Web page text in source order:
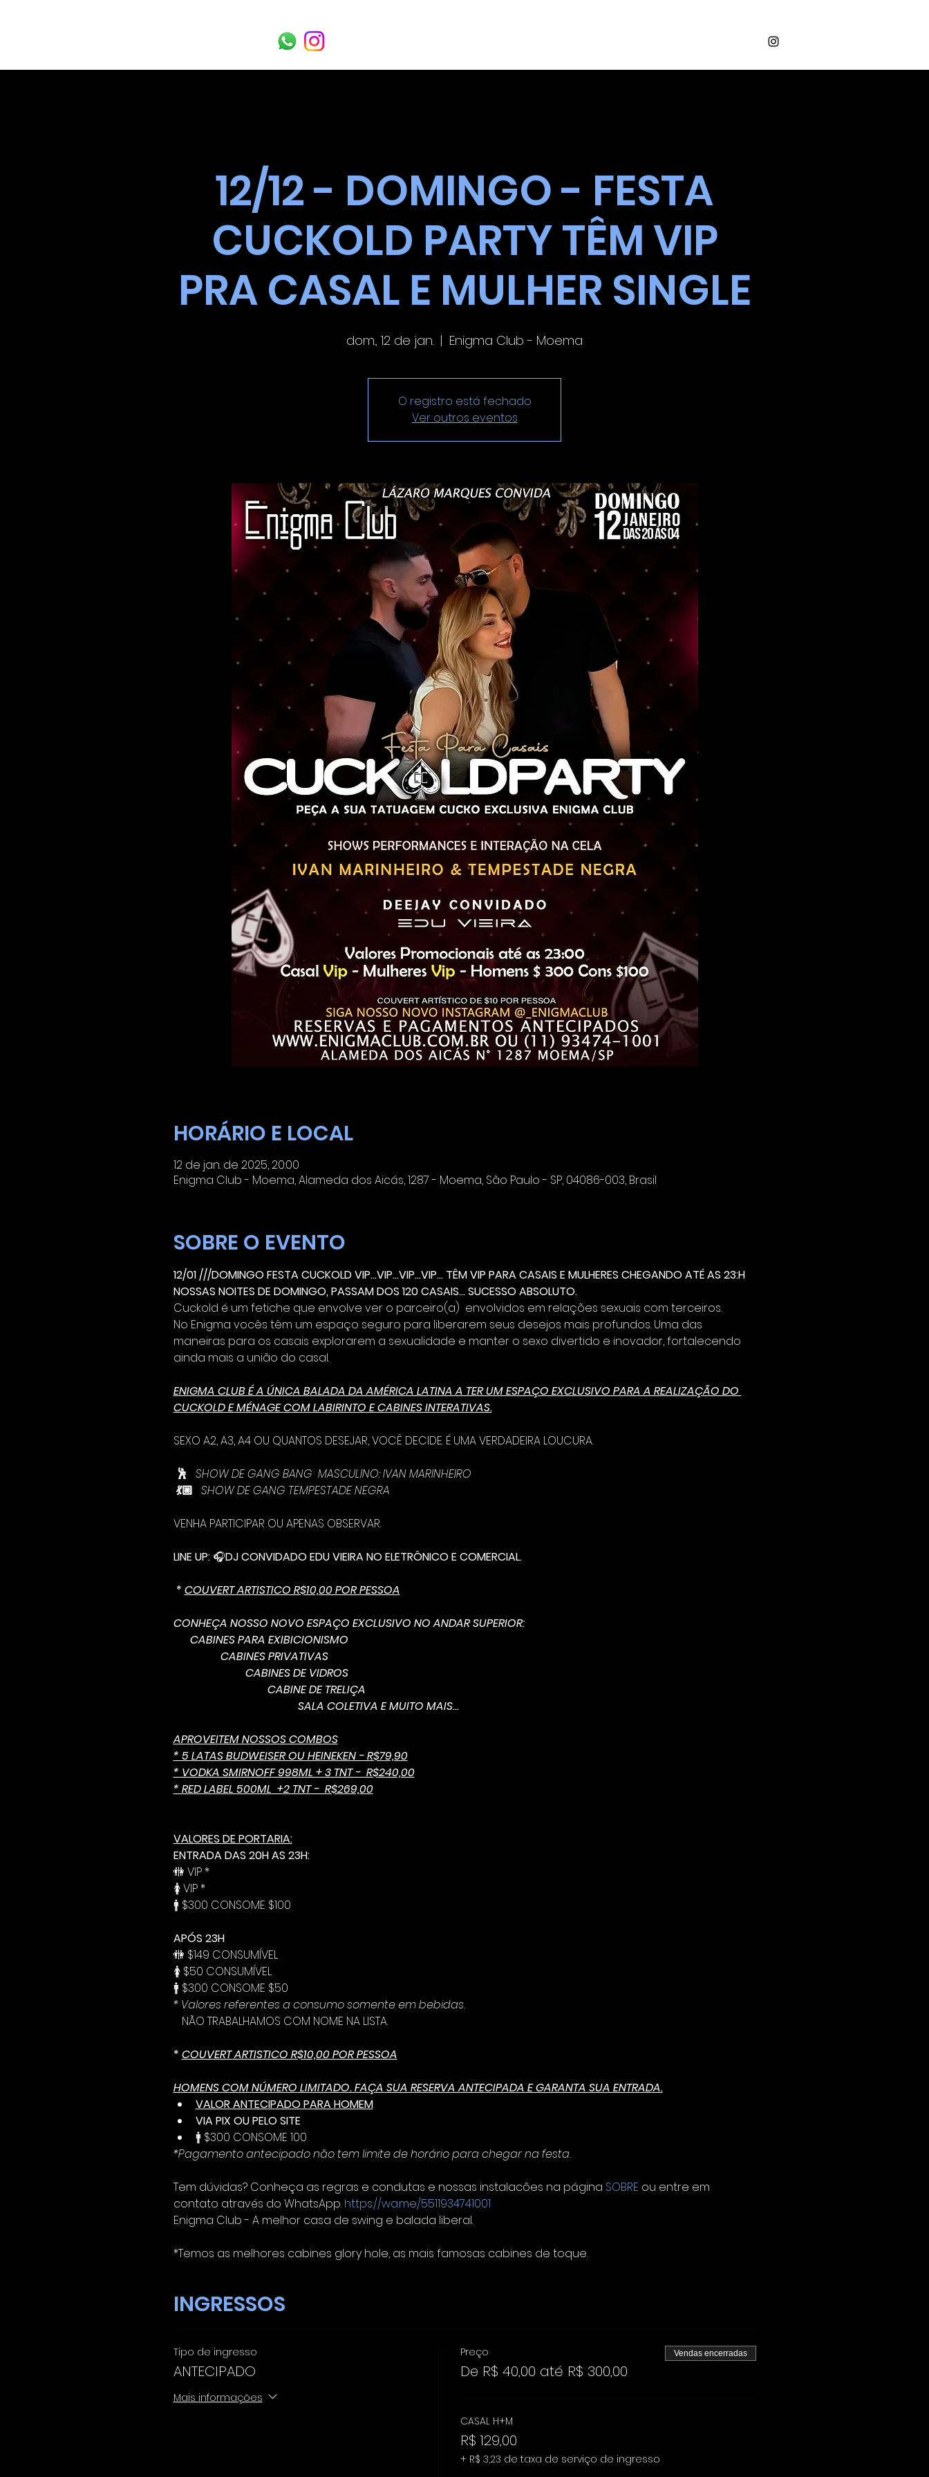
12/12 - DOMINGO - FESTA
CUCKOLD PARTY TÊM VIP
PRA CASAL E MULHER SINGLE
dom., 12 de jan.
  |
Enigma Club - Moema
O registro está fechado
Ver outros eventos
HORÁRIO E LOCAL
12 de jan. de 2025, 20:00
Enigma Club - Moema, Alameda dos Aicás, 1287 - Moema, São Paulo - SP, 04086-003, Brasil
SOBRE O EVENTO
12/01 ///DOMINGO FESTA CUCKOLD VIP...VIP...VIP...VIP... TÊM VIP PARA CASAIS E MULHERES CHEGANDO ATÉ AS 23:H
NOSSAS NOITES DE DOMINGO, PASSAM DOS 120 CASAIS... SUCESSO ABSOLUTO.
Cuckold é um fetiche que envolve ver o parceiro(a)  envolvidos em relações sexuais com terceiros.
No Enigma vocês têm um espaço seguro para liberarem seus desejos mais profundos. Uma das
maneiras para os casais explorarem a sexualidade e manter o sexo divertido e inovador, fortalecendo
ainda mais a união do casal.
ENIGMA CLUB É A ÚNICA BALADA DA AMÉRICA LATINA A TER UM ESPAÇO EXCLUSIVO PARA A REALIZAÇÃO DO
CUCKOLD E MÉNAGE COM LABIRINTO E CABINES INTERATIVAS.
SEXO A2, A3, A4 OU QUANTOS DESEJAR, VOCÊ DECIDE. É UMA VERDADEIRA LOUCURA.
🕺 SHOW DE GANG BANG  MASCULINO: IVAN MARINHEIRO
💃🏼 SHOW DE GANG TEMPESTADE NEGRA
VENHA PARTICIPAR OU APENAS OBSERVAR.
LINE UP: 🎧DJ CONVIDADO EDU VIEIRA NO ELETRÔNICO E COMERCIAL.
* COUVERT ARTISTICO R$10,00 POR PESSOA
CONHEÇA NOSSO NOVO ESPAÇO EXCLUSIVO NO ANDAR SUPERIOR:
CABINES PARA EXIBICIONISMO
CABINES PRIVATIVAS
CABINES DE VIDROS
CABINE DE TRELIÇA
SALA COLETIVA E MUITO MAIS...
APROVEITEM NOSSOS COMBOS
* 5 LATAS BUDWEISER OU HEINEKEN - R$79,90
* VODKA SMIRNOFF 998ML + 3 TNT -  R$240,00
* RED LABEL 500ML  +2 TNT -  R$269,00
VALORES DE PORTARIA:
ENTRADA DAS 20H AS 23H:
🚻 VIP *
🚺 VIP *
🚹 $300 CONSOME $100
APÓS 23H
🚻 $149 CONSUMÍVEL
🚺 $50 CONSUMÍVEL
🚹 $300 CONSOME $50
* Valores referentes a consumo somente em bebidas.
NÃO TRABALHAMOS COM NOME NA LISTA.
* COUVERT ARTISTICO R$10,00 POR PESSOA
HOMENS COM NÚMERO LIMITADO. FAÇA SUA RESERVA ANTECIPADA E GARANTA SUA ENTRADA.
VALOR ANTECIPADO PARA HOMEM
VIA PIX OU PELO SITE
🚹 $300 CONSOME 100
*Pagamento antecipado não tem limite de horário para chegar na festa.
Tem dúvidas? Conheça as regras e condutas e nossas instalacões na página SOBRE ou entre em
contato através do WhatsApp. https://wa.me/5511934741001
Enigma Club - A melhor casa de swing e balada liberal.
*Temos as melhores cabines glory hole, as mais famosas cabines de toque.
INGRESSOS
Tipo de ingresso
ANTECIPADO
Mais informações
Preço
De R$ 40,00 até R$ 300,00
Vendas encerradas
CASAL H+M
R$ 129,00
+ R$ 3,23 de taxa de serviço de ingresso